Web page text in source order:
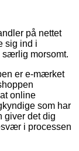
på nettet
sig ind i
særlig morsomt.
er e-mærket
online
som har
giver det dig
i processen